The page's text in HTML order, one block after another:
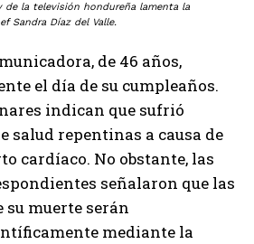
de la televisión hondureña lamenta la
Sandra Díaz del Valle.
de 46 años,
el día de su cumpleaños.
indican que sufrió
salud repentinas a causa de
cardíaco. No obstante, las
señalaron que las
su muerte serán
mediante la